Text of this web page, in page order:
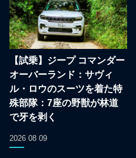
【試乗】ジープ コマンダー
オーバーランド：サヴィ
ル・ロウのスーツを着た特
殊部隊：7座の野獣が林道
で牙を剥く
2026 08 09